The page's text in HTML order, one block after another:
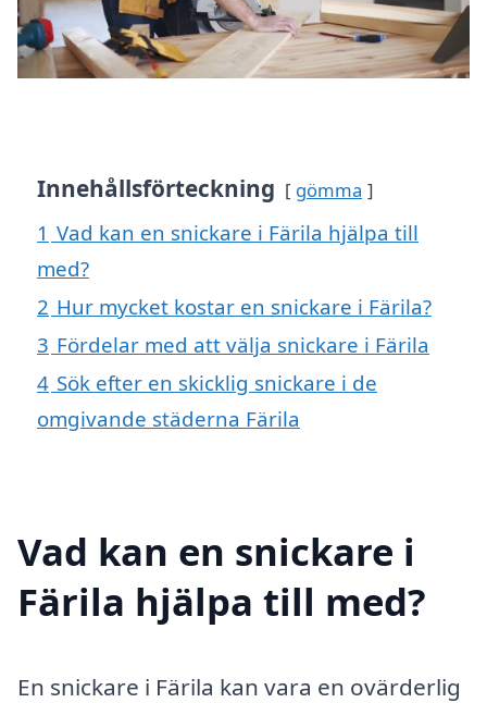
Innehållsförteckning gömma
1 Vad kan en snickare i Färila hjälpa till
med?
2 Hur mycket kostar en snickare i Färila?
3 Fördelar med att välja snickare i Färila
4 Sök efter en skicklig snickare i de
omgivande städerna Färila
Vad kan en snickare i
Färila hjälpa till med?
En snickare i Färila kan vara en ovärderlig